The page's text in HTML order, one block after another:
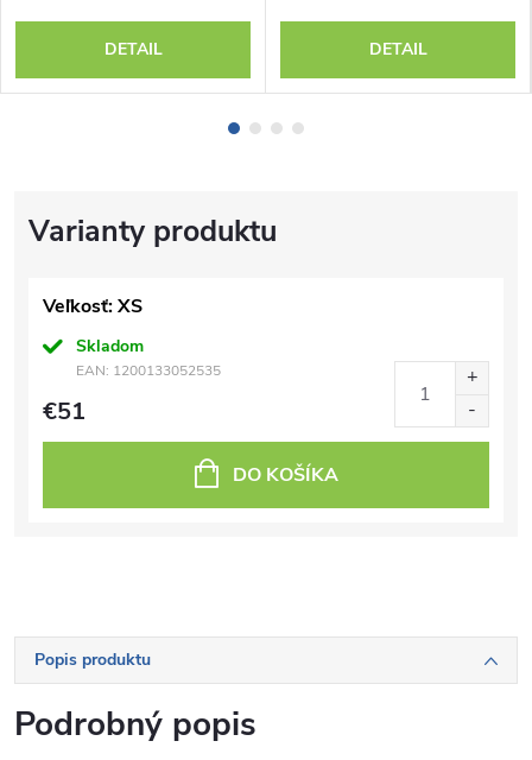
Veľkosť: XS
Skladom
EAN: 1200133052535
€51
DO KOŠÍKA
Popis produktu
Podrobný popis
DETAIL DETAIL